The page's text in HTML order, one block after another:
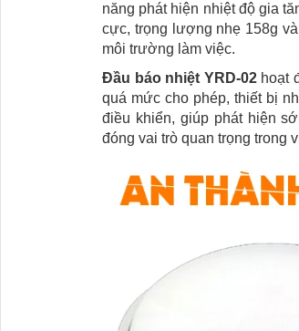
năng phát hiện nhiệt độ gia
cực, trọng lượng nhẹ 158g
môi trường làm việc.
Đầu báo nhiệt YRD-02hoạt
quá mức cho phép, thiết bị
điều khiển, giúp phát hiện
đóng vai trò quan trọng trong